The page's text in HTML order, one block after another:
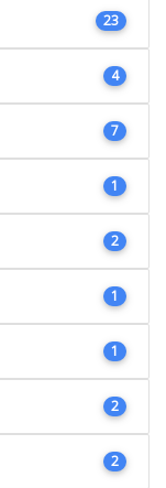
23
4
7
1
2
1
1
2
2